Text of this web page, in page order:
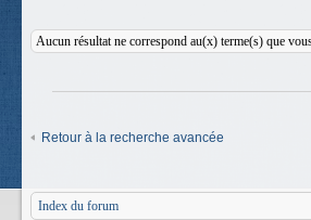
Aucun résultat ne correspond au(x) terme(s) que
Retour à la recherche avancée
Index du forum